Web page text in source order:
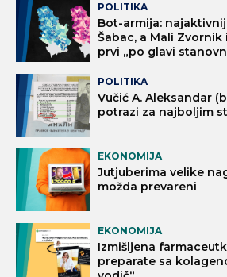
POLITIKA
Bot-armija:
Šabac, a Mali Zvornik
prvi „po glavi
POLITIKA
Vučić A. Aleksandar
potrazi za najboljim
EKONOMIJA
Jutjuberima velike
možda prevareni
EKONOMIJA
Izmišljena
preparate sa